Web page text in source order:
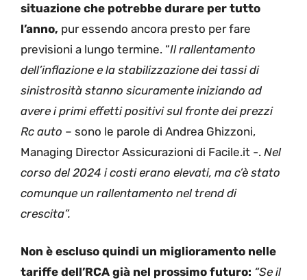
situazione che potrebbe durare per tutto
l’anno, pur essendo ancora presto per fare
previsioni a lungo termine. “Il rallentamento
dell’inflazione e la stabilizzazione dei tassi di
sinistrosità stanno sicuramente iniziando ad
avere i primi effetti positivi sul fronte dei prezzi
Rc auto – sono le parole di Andrea Ghizzoni,
Managing Director Assicurazioni di Facile.it -. Nel
corso del 2024 i costi erano elevati, ma c’è stato
comunque un rallentamento nel trend di
crescita”.
Non è escluso quindi un miglioramento nelle
tariffe dell’RCA già nel prossimo futuro: “Se il